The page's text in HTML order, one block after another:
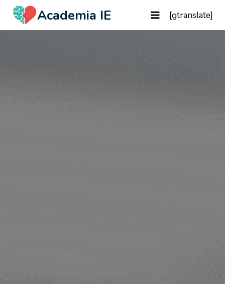
Academia IE [gtranslate]